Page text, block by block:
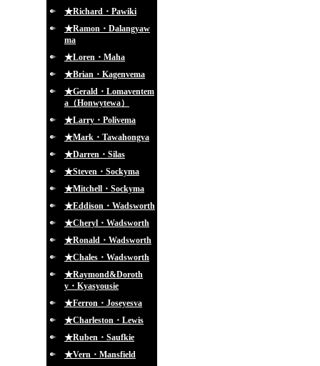
★Richard・Pawiki
★Ramon・Dalangyaw
ma
★Loren・Maha
★Brian・Kagenvema
★Gerald・Lomaventem
a（Honwytewa）
★Larry・Polivema
★Mark・Tawahongva
★Darren・Silas
★Steven・Sockyma
★Mitchell・Sockyma
★Eddison・Wadsworth
★Cheryl・Wadsworth
★Ronald・Wadsworth
★Chales・Wadsworth
★Raymond&Doroth
y・Kyasyousie
★Ferron・Joseyesva
★Charleston・Lewis
★Ruben・Saufkie
★Vern・Mansfield